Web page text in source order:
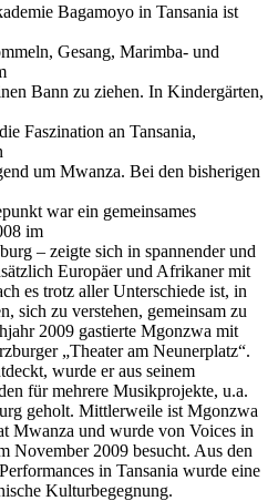
Bagamoyo in Tansania ist
Gesang, Marimba- und
Bann zu ziehen. In Kindergärten,
Faszination an Tansania,
um Mwanza. Bei den bisherigen
war ein gemeinsames
im
– zeigte sich in spannender und
Europäer und Afrikaner mit
es trotz aller Unterschiede ist, in
sich zu verstehen, gemeinsam zu
2009 gastierte Mgonzwa mit
„Theater am Neunerplatz“.
wurde er aus seinem
für mehrere Musikprojekte, u.a.
geholt. Mittlerweile ist Mgonzwa
Mwanza und wurde von Voices in
November 2009 besucht. Aus den
in Tansania wurde eine
Kulturbegegnung.